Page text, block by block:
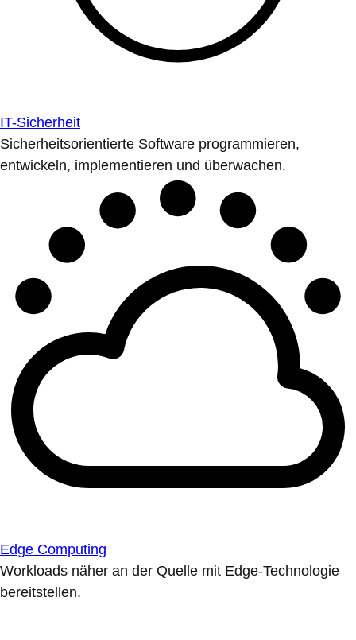
IT-Sicherheit
Sicherheitsorientierte Software programmieren,
entwickeln, implementieren und überwachen.
Edge Computing
Workloads näher an der Quelle mit Edge-Technologie
bereitstellen.